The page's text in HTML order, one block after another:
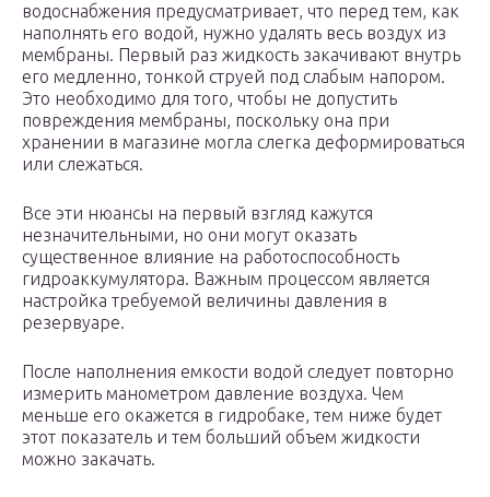
водоснабжения предусматривает, что перед тем, как
наполнять его водой, нужно удалять весь воздух из
мембраны. Первый раз жидкость закачивают внутрь
его медленно, тонкой струей под слабым напором.
Это необходимо для того, чтобы не допустить
повреждения мембраны, поскольку она при
хранении в магазине могла слегка деформироваться
или слежаться.
Все эти нюансы на первый взгляд кажутся
незначительными, но они могут оказать
существенное влияние на работоспособность
гидроаккумулятора. Важным процессом является
настройка требуемой величины давления в
резервуаре.
После наполнения емкости водой следует повторно
измерить манометром давление воздуха. Чем
меньше его окажется в гидробаке, тем ниже будет
этот показатель и тем больший объем жидкости
можно закачать.